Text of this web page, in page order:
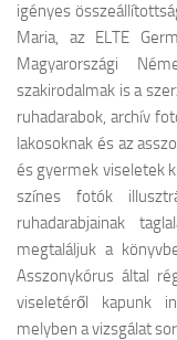
igényes
Maria, az ELTE
Magyarországi
szakirodalmak is a
ruhadarabok, archív
lakosoknak és az
és gyermek viseletek
színes fotók
ruhadarabjainak
megtaláljuk a
Asszonykórus által
viseletéről kapunk
melyben a vizsgálat